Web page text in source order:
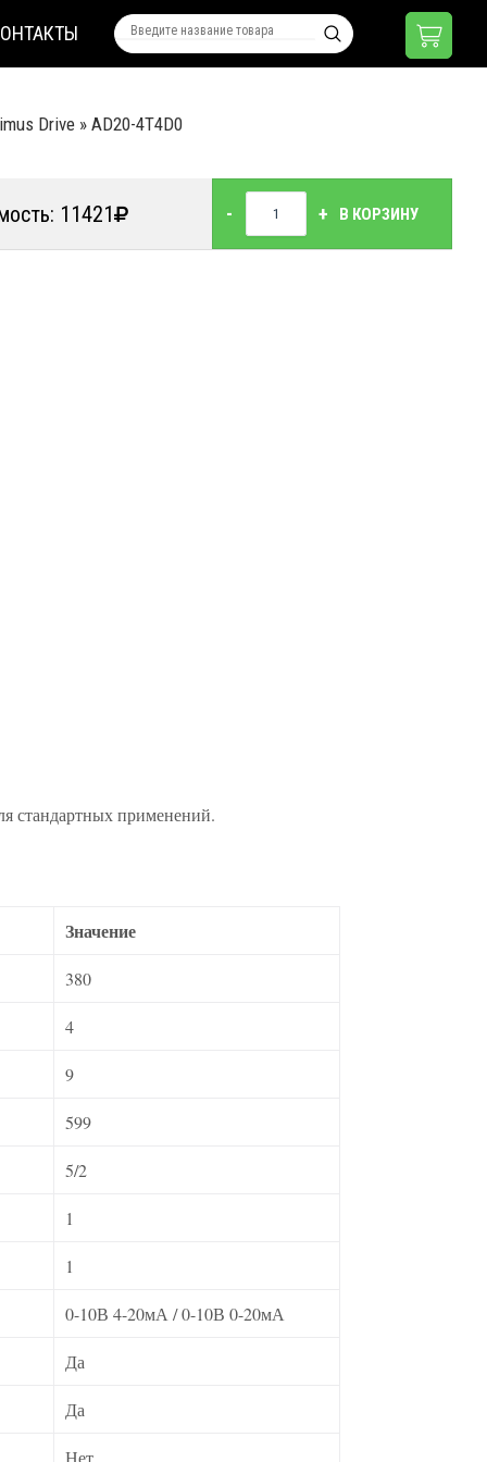
Drive » AD20-4T4D0
11421 - + В КОРЗИНУ
стандартных применений.
Значение
380
4
9
599
5/2
1
1
0-10В 4-20мА / 0-10В 0-20мА
Да
Да
Нет